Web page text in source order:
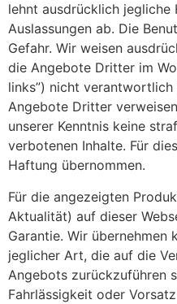
lehnt ausdrücklich
Auslassungen ab. Die
Gefahr. Wir weisen
die Angebote Dritter im
links”) nicht
Angebote Dritter
unserer Kenntnis keine
verbotenen Inhalte. Für
Haftung übernommen.
Für die angezeigten
Aktualität) auf dieser
Garantie. Wir übernehmen
jeglicher Art, die auf die
Angebots zurückzuführen
Fahrlässigkeit oder